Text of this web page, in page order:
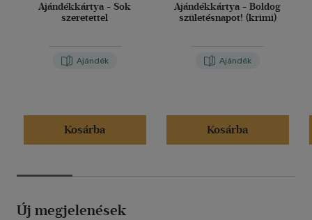
Ajándékkártya - Sok
szeretettel
Ajándék
Kosárba
Ajándékkártya - Boldog
születésnapot! (krimi)
Ajándék
Kosárba
Új megjelenések